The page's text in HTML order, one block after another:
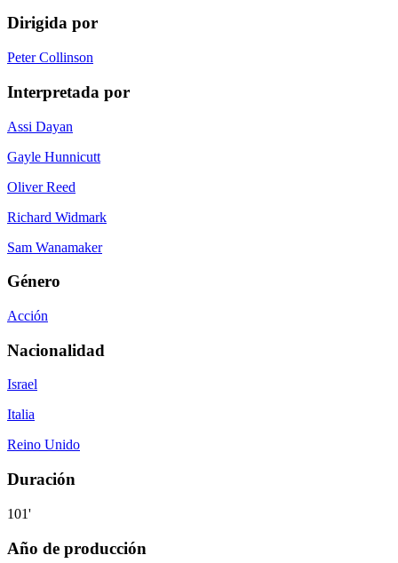
Dirigida por
Peter Collinson
Interpretada por
Assi Dayan
Gayle Hunnicutt
Oliver Reed
Richard Widmark
Sam Wanamaker
Género
Acción
Nacionalidad
Israel
Italia
Reino Unido
Duración
101'
Año de producción